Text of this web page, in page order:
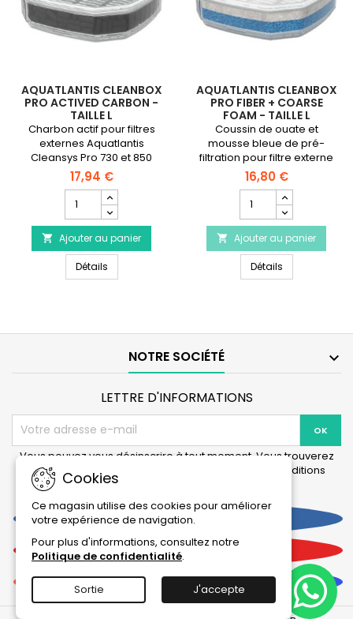
AQUATLANTIS CLEANBOX
PRO ACTIVED CARBON -
TAILLE L
Charbon actif pour filtres
externes Aquatlantis
Cleansys Pro 730 et 850
17,94 €
quantité
du
produit
AQUATLANTIS
CleanBox
Pro
Taille
 Ajouter au panier
DétailsAQUATLANTIS CleanBox Pro Actived Carbon - Taille
AQUATLANTIS CLEANBOX
PRO FIBER + COARSE
FOAM - TAILLE L
Coussin de ouate et
mousse bleue de pré-
filtration pour filtre externe
Cleansys Pro 730 et 850
16,80 €
quantité
du
produit
AQUATLANTIS
CleanBox
Pro
Foam
 Ajouter au panier
Détails
NOTRE SOCIÉTÉ 
Cookies
Ce magasin utilise des cookies pour améliorer
votre expérience de navigation.
Pour plus d'informations, consultez notre
Politique de confidentialité.
Sortie J'accepte
LETTRE D'INFORMATIONS
Vous pouvez vous désinscrire à tout moment. Vous trouverez
pour cela nos informations de contact dans les conditions
Facebook
YouTube
Instagram